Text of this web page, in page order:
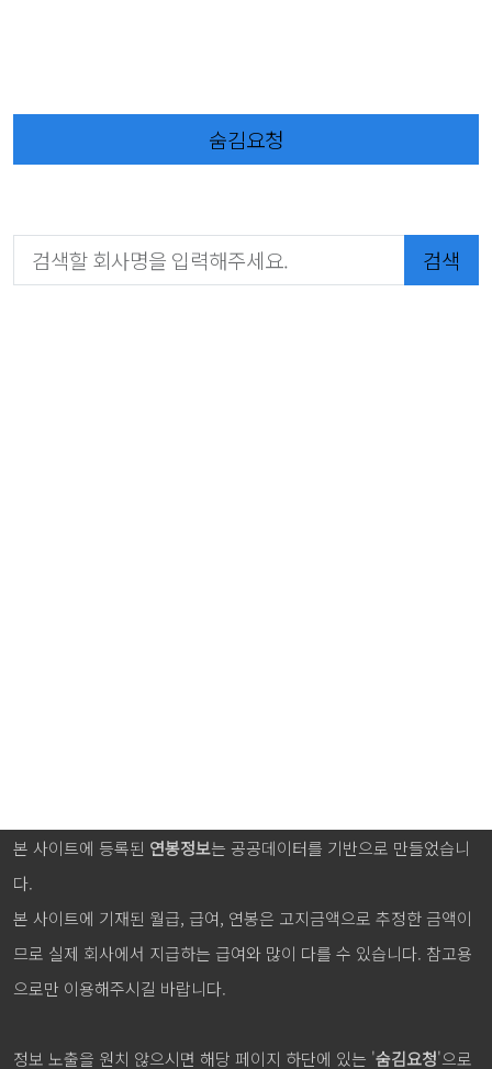
숨김요청
검색
본 사이트에 등록된 연봉정보는 공공데이터를 기반으로 만들었습니
다.
본 사이트에 기재된 월급, 급여, 연봉은 고지금액으로 추정한 금액이
므로 실제 회사에서 지급하는 급여와 많이 다를 수 있습니다. 참고용
으로만 이용해주시길 바랍니다.
정보 노출을 원치 않으시면 해당 페이지 하단에 있는 '숨김요청'으로